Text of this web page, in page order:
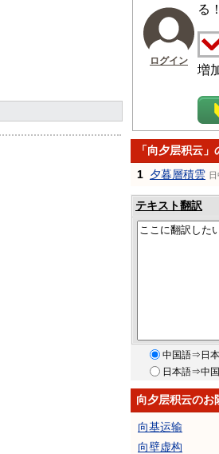
ログイン
る！
増
「向夕层积云
1 夕暮層積雲
テキスト翻訳
中国語⇒日
日本語⇒中
向夕层积云のお
向基运输
向壁虚构